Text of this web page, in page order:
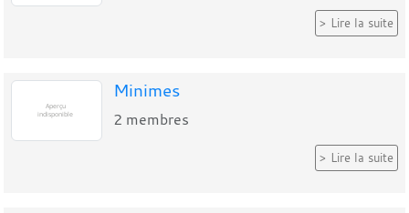
Lire la suite
Minimes
2 membres
Lire la suite